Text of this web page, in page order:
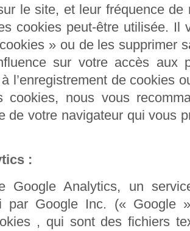
le site, et leur fréquence de
cookies peut-être utilisée. Il
» ou de les supprimer
sur votre accès aux
l’enregistrement de cookies
cookies, nous vous
de votre navigateur qui vous
:
Google Analytics, un
par Google Inc. (« Google
, qui sont des fichiers